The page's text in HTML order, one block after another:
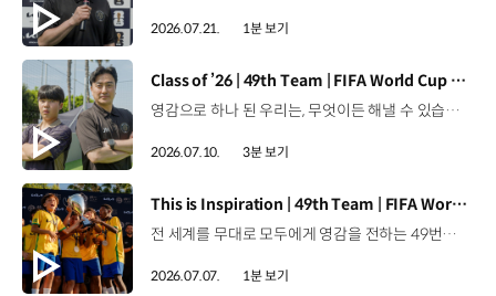
2026.07.21. 1분 보기
[동영상]
Class of ’26 | 49th Team | FIFA World Cup 2026™
영감으로 하나 된 우리는, 무엇이든 해낼 수 있습니다.세계 곳곳에서 모인 2026년의 주인공들이 FIFA 월드컵™ 오피셜 매치볼 캐리어로 꿈의 무대에 섰습니다. 자세히 보기 ▶ #Kia #InspirationConnectsUsAll #49thTeam #OMBC #FIFAWorldCup2026 유튜브 쇼츠 보기 >
2026.07.10. 3분 보기
[동영상]
This is Inspiration | 49th Team | FIFA World Cup 2026™
전 세계를 무대로 모두에게 영감을 전하는 49번째 팀.FIFA 월드컵 2026™을 향한 여정 속, 이제 사람들의 시선은 이 어린 스타들에게 향합니다. 자세히 보기 ▶ #Kia #InspirationConnectsUsAll #49thTeam #OMBC #FIFAWorldCup2026 유튜브 쇼츠 보기 >
2026.07.07. 1분 보기